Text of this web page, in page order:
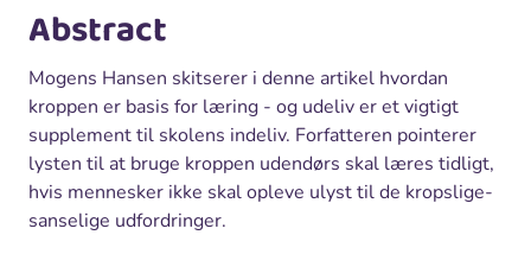
Abstract
Mogens Hansen skitserer i denne artikel hvordan
kroppen er basis for læring - og udeliv er et vigtigt
supplement til skolens indeliv. Forfatteren pointerer
lysten til at bruge kroppen udendørs skal læres tidligt,
hvis mennesker ikke skal opleve ulyst til de kropslige-
sanselige udfordringer.